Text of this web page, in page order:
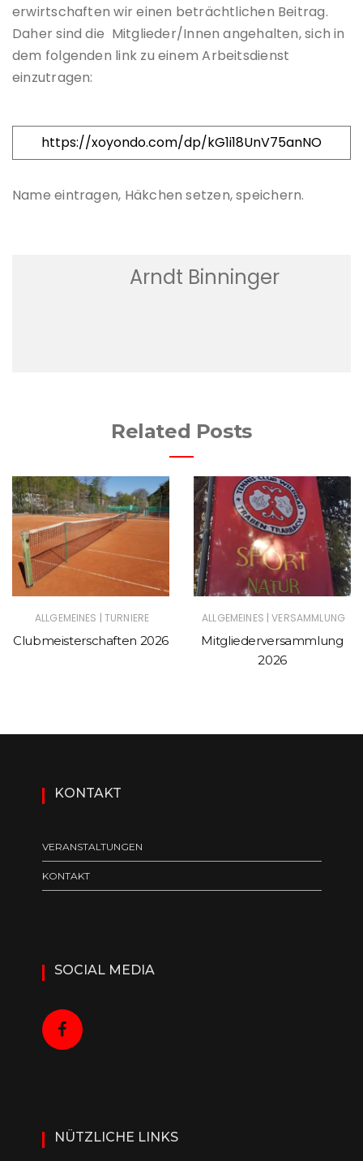
erwirtschaften wir einen beträchtlichen Beitrag.
Daher sind die Mitglieder/Innen angehalten, sich in
dem folgenden link zu einem Arbeitsdienst
einzutragen:
https://xoyondo.com/dp/kG1i18UnV75anNO
Name eintragen, Häkchen setzen, speichern.
Arndt Binninger
Related Posts
ALLGEMEINES | TURNIERE
Clubmeisterschaften 2026
ALLGEMEINES | VERSAMMLUNG
Mitgliederversammlung
2026
KONTAKT
VERANSTALTUNGEN
KONTAKT
SOCIAL MEDIA
NÜTZLICHE LINKS